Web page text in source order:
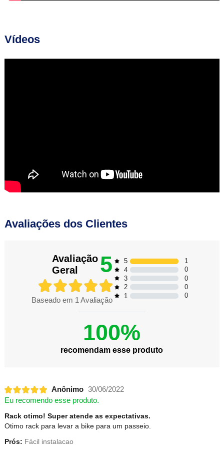
Vídeos
Avaliações dos Clientes
Avaliação
Geral
5
Baseado em 1 Avaliação
5
1
4
0
3
0
2
0
1
0
100%
recomendam esse produto
Anônimo 30/06/2022
Eu recomendo esse produto.
Rack otimo! Super atende as expectativas.
Otimo rack para levar a bike para um passeio.
Prós: Fácil instalacao